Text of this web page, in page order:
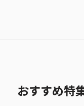
おすすめ特